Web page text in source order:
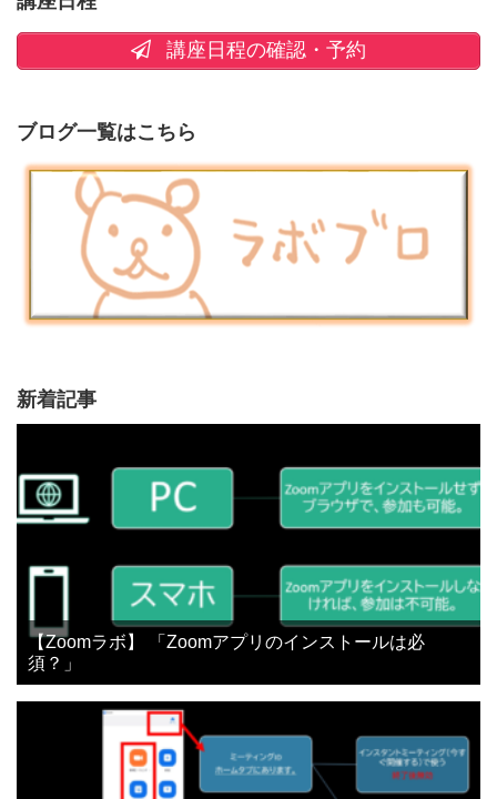
講座日程の確認・予約
ブログ一覧はこちら
新着記事
【Zoomラボ】 「Zoomアプリのインストールは必
須？」